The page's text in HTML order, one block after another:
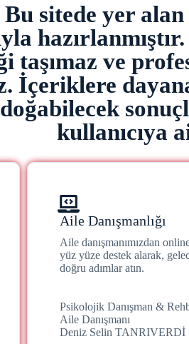
sitede yer
taşımaz ve
İçeriklere
kullanıcıya
Aile Danışmanlığı
Aile danışmanımızdan
yüz yüze destek alarak,
doğru adımlar atın.
Psikolojik Danışman &
Aile Danışmanı
Deniz Selin TANRIVERDİ